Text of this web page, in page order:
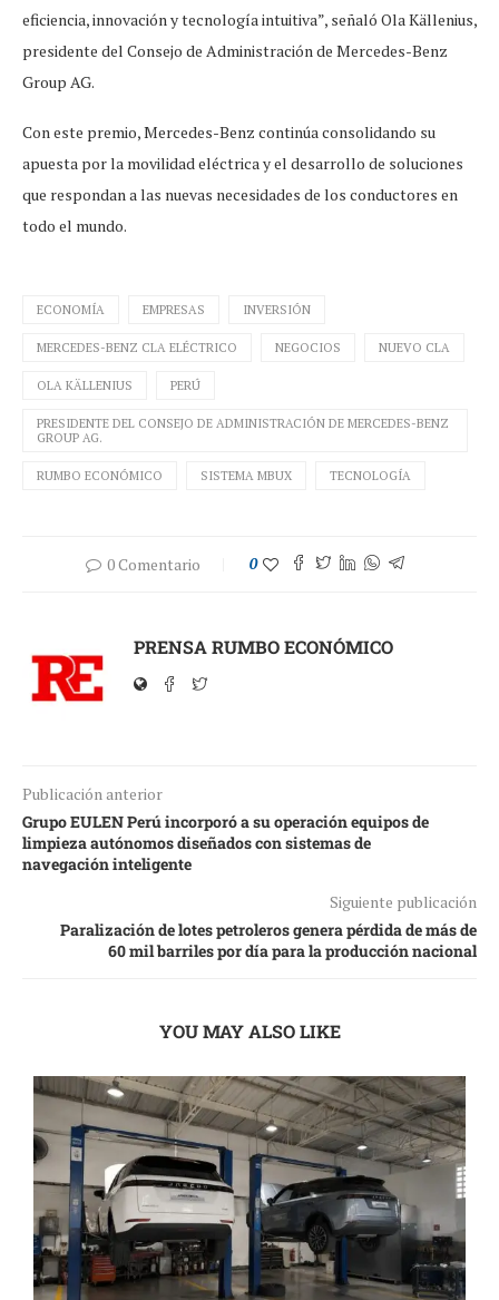
eficiencia, innovación y tecnología intuitiva”, señaló Ola Källenius,
presidente del Consejo de Administración de Mercedes-Benz
Group AG.
Con este premio, Mercedes-Benz continúa consolidando su
apuesta por la movilidad eléctrica y el desarrollo de soluciones
que respondan a las nuevas necesidades de los conductores en
todo el mundo.
ECONOMÍA EMPRESAS INVERSIÓN
MERCEDES-BENZ CLA ELÉCTRICO NEGOCIOS NUEVO CLA
OLA KÄLLENIUS PERÚ
PRESIDENTE DEL CONSEJO DE ADMINISTRACIÓN DE MERCEDES-BENZ
GROUP AG.
RUMBO ECONÓMICO SISTEMA MBUX TECNOLOGÍA
0 Comentario 0
PRENSA RUMBO ECONÓMICO
Publicación anterior
Grupo EULEN Perú incorporó a su operación equipos de
limpieza autónomos diseñados con sistemas de
navegación inteligente
Siguiente publicación
Paralización de lotes petroleros genera pérdida de más de
60 mil barriles por día para la producción nacional
YOU MAY ALSO LIKE